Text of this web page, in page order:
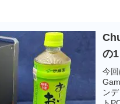
の1
今
ン